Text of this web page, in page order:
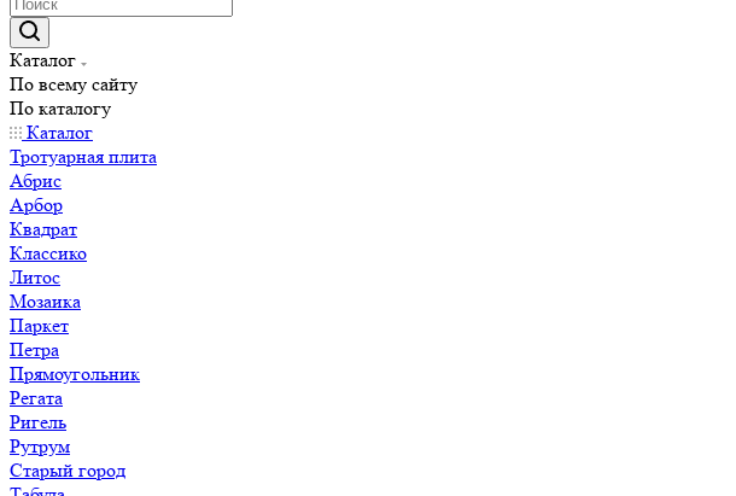
Каталог
По всему сайту
По каталогу
Каталог
Тротуарная плита
Абрис
Арбор
Квадрат
Классико
Литос
Мозаика
Паркет
Петра
Прямоугольник
Регата
Ригель
Рутрум
Старый город